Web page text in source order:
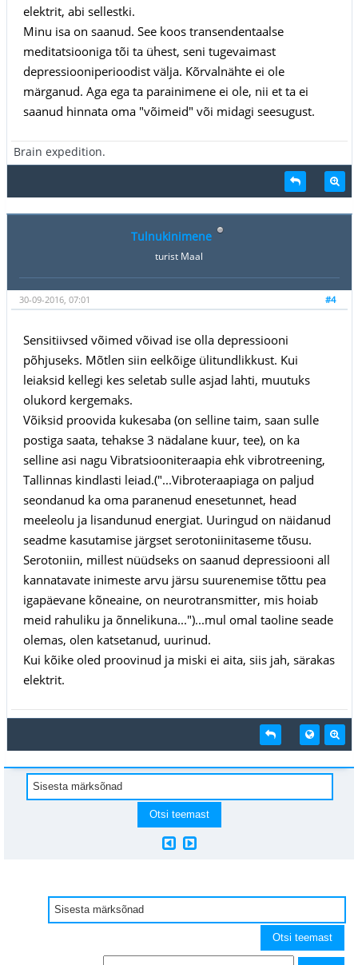
elektrit, abi sellestki.
Minu isa on saanud. See koos transendentaalse
meditatsiooniga tõi ta ühest, seni tugevaimast
depressiooniperioodist välja. Kõrvalnähte ei ole
märganud. Aga ega ta parainimene ei ole, nii et ta ei
saanud hinnata oma "võimeid" või midagi seesugust.
Brain expedition.
Tulnukinimene
turist Maal
#4
30-09-2016, 07:01
Sensitiivsed võimed võivad ise olla depressiooni
põhjuseks. Mõtlen siin eelkõige ülitundlikkust. Kui
leiaksid kellegi kes seletab sulle asjad lahti, muutuks
olukord kergemaks.
Võiksid proovida kukesaba (on selline taim, saan sulle
postiga saata, tehakse 3 nädalane kuur, tee), on ka
selline asi nagu Vibratsiooniteraapia ehk vibrotreening,
Tallinnas kindlasti leiad.("...Vibroteraapiaga on paljud
seondanud ka oma paranenud enesetunnet, head
meeleolu ja lisandunud energiat. Uuringud on näidanud
seadme kasutamise järgset serotoniinitaseme tõusu.
Serotoniin, millest nüüdseks on saanud depressiooni all
kannatavate inimeste arvu järsu suurenemise tõttu pea
igapäevane kõneaine, on neurotransmitter, mis hoiab
meid rahuliku ja õnnelikuna...")...mul omal taoline seade
olemas, olen katsetanud, uurinud.
Kui kõike oled proovinud ja miski ei aita, siis jah, särakas
elektrit.